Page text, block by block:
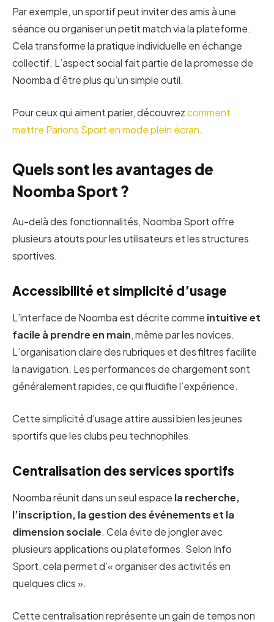
Par exemple, un sportif peut inviter des amis à une
séance ou organiser un petit match via la plateforme.
Cela transforme la pratique individuelle en échange
collectif. L’aspect social fait partie de la promesse de
Noomba d’être plus qu’un simple outil.
Pour ceux qui aiment parier, découvrezcomment
mettre Parions Sport en mode plein écran.
Quels sont les avantages de
Noomba Sport ?
Au-delà des fonctionnalités, Noomba Sport offre
plusieurs atouts pour les utilisateurs et les structures
sportives.
Accessibilité et simplicité d’usage
L’interface de Noomba est décrite comme intuitive et
facile à prendre en main, même par les novices.
L’organisation claire des rubriques et des filtres facilite
la navigation. Les performances de chargement sont
généralement rapides, ce qui fluidifie l’expérience.
Cette simplicité d’usage attire aussi bien les jeunes
sportifs que les clubs peu technophiles.
Centralisation des services sportifs
Noomba réunit dans un seul espace la recherche,
l’inscription, la gestion des événements et la
dimension sociale. Cela évite de jongler avec
plusieurs applications ou plateformes. Selon Info
Sport, cela permet d’« organiser des activités en
quelques clics ».
Cette centralisation représente un gain de temps non